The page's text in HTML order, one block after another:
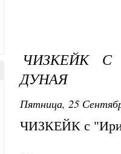
ЧИЗКЕЙК
ДУНАЯ
Пятница, 25
ЧИЗКЕЙК с